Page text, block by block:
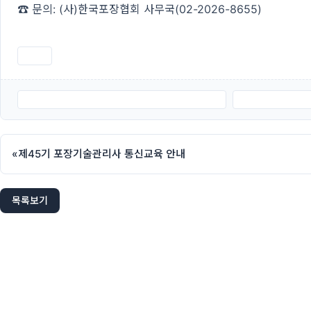
☎ 문의: (사)한국포장협회 사무국(02-2026-8655)
«제45기 포장기술관리사 통신교육 안내
목록보기